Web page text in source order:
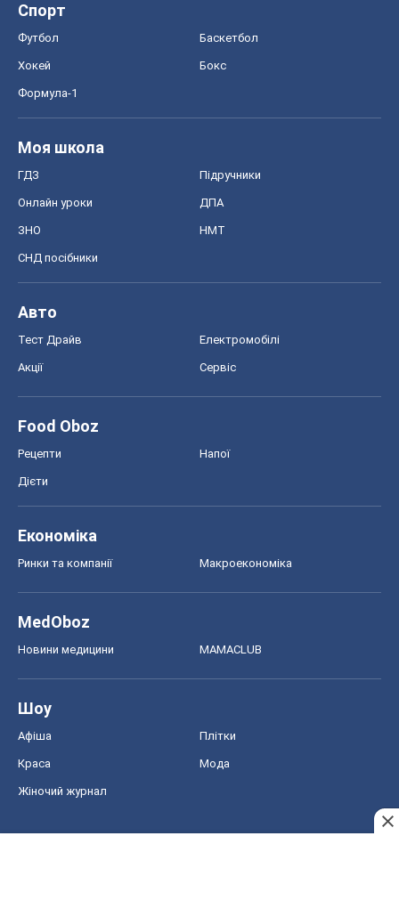
Спорт
Футбол Баскетбол
Хокей Бокс
Формула-1
Моя школа
ГДЗ Підручники
Онлайн уроки ДПА
ЗНО НМТ
СНД посібники
Авто
Тест Драйв Електромобілі
Акції Сервіс
Food Oboz
Рецепти Напої
Дієти
Економіка
Ринки та компанії Макроекономіка
MedOboz
Новини медицини MAMACLUB
Шоу
Афіша Плітки
Краса Мода
Жіночий журнал